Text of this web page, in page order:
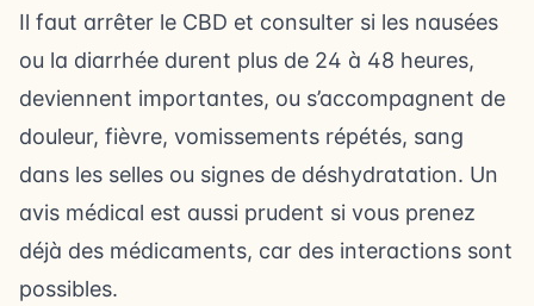
Il faut arrêter le CBD et consulter si les nausées
ou la diarrhée durent plus de 24 à 48 heures,
deviennent importantes, ou s’accompagnent de
douleur, fièvre, vomissements répétés, sang
dans les selles ou signes de déshydratation. Un
avis médical est aussi prudent si vous prenez
déjà des médicaments, car des interactions sont
possibles.